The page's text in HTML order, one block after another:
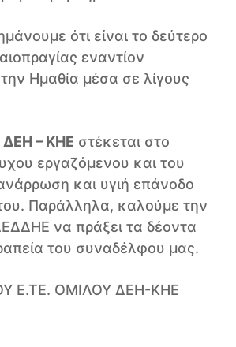
ότι είναι το δεύτερο
εναντίον
Ημαθία μέσα σε λίγους
ΔΕΗ – ΚΗΕ στέκεται στο
εργαζόμενου και του
και υγιή επάνοδο
Παράλληλα, καλούμε την
να πράξει τα δέοντα
του συναδέλφου μας.
Ε.ΤΕ. ΟΜΙΛΟΥ ΔΕΗ-ΚΗΕ